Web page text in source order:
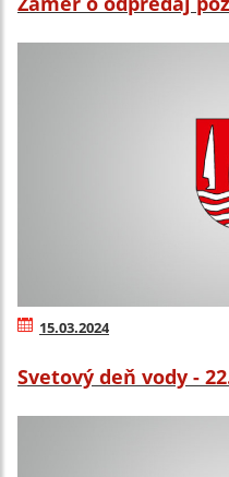
15.03.2024
Svetový deň vody -